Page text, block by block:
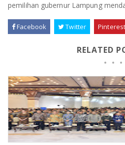
pemilihan gubernur Lampung
Facebook Twitter Pinterest
RELATED